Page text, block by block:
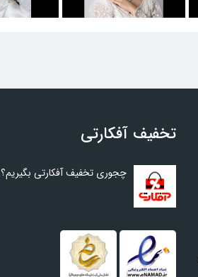
تخفیف آفکارتی
چجوری تخفیف آفکارتی بگیریم؟